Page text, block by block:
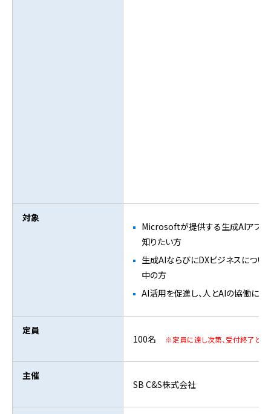
対象
Microsoftが提供する生成AIアプリ
知りたい方
生成AIならびにDXビジネスにつ
中の方
AI活用を促進し、人とAIの協働に
定員
100名 ※定員に達し次第、受付終了とな
主催
SB C&S株式会社